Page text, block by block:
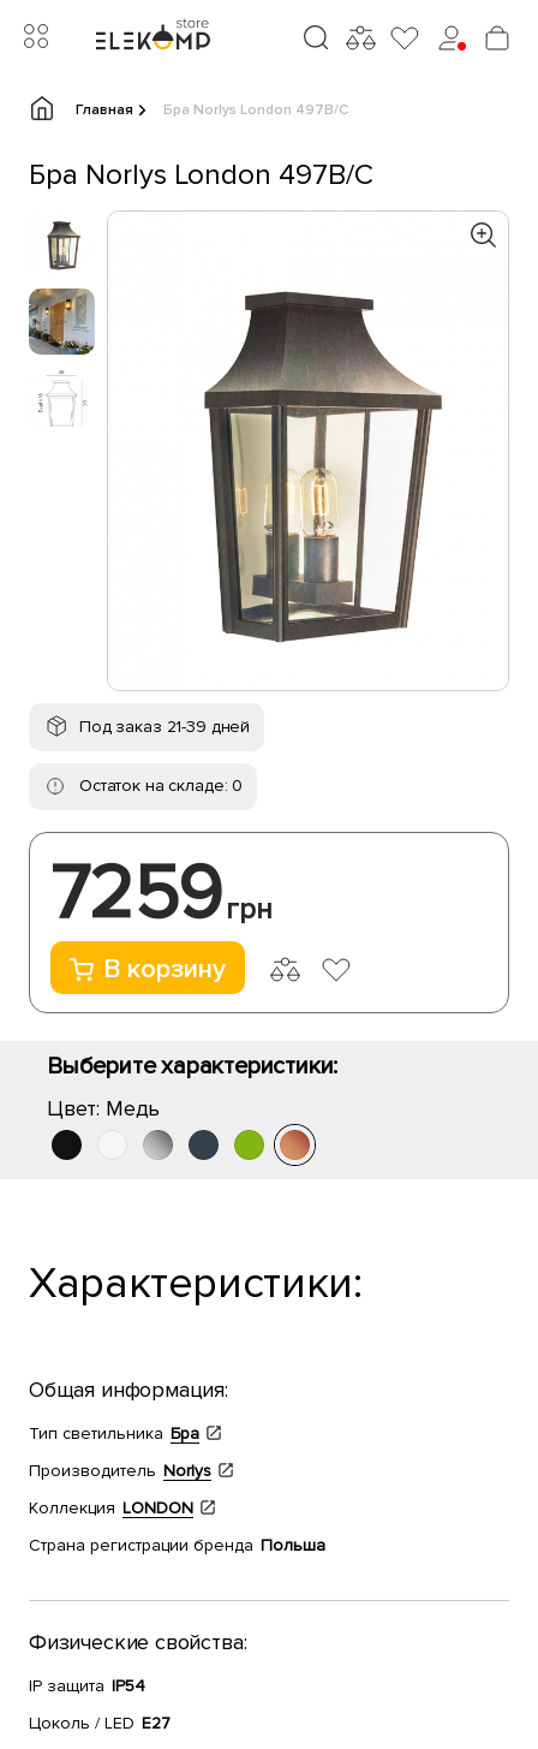
Главная Бра Norlys London 497B/C
Бра Norlys London 497B/C
Под заказ 21-39 дней
Остаток на складе: 0
7259грн
В корзину
Выберите характеристики:
Цвет: Медь
Характеристики:
Общая информация:
Тип светильника Бра
Производитель Norlys
Коллекция LONDON
Страна регистрации бренда Польша
Физические свойства:
IP защита IP54
Цоколь / LED E27